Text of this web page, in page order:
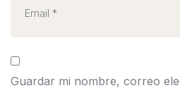
Guardar mi nombre, correo